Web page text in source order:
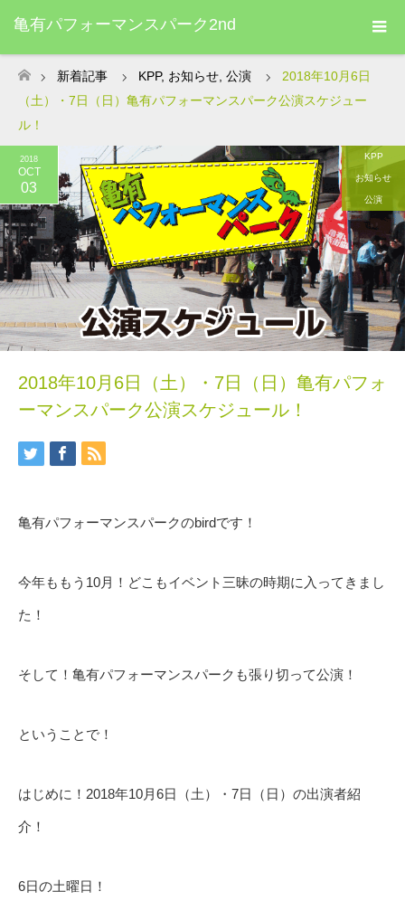
亀有パフォーマンスパーク2nd
ホーム
新着記事 KPP, お知らせ 公演
2018年10月6日
（土）・7日（日）亀有パフォーマンスパーク公演スケジュー
ル！
2018
OCT
03
KPP
お知らせ
公演
2018年10月6日（土）・7日（日）亀有パフォ
ーマンスパーク公演スケジュール！
亀有パフォーマンスパークのbirdです！
今年ももう10月！どこもイベント三昧の時期に入ってきまし
た！
そして！亀有パフォーマンスパークも張り切って公演！
ということで！
はじめに！2018年10月6日（土）・7日（日）の出演者紹
介！
6日の土曜日！